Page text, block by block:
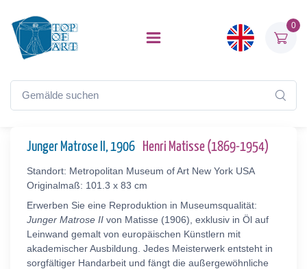
0
Junger Matrose II, 1906 Henri Matisse (1869-1954)
Standort: Metropolitan Museum of Art New York USA
Originalmaß: 101.3 x 83 cm
Erwerben Sie eine Reproduktion in Museumsqualität:
Junger Matrose II von Matisse (1906), exklusiv in Öl auf
Leinwand gemalt von europäischen Künstlern mit
akademischer Ausbildung. Jedes Meisterwerk entsteht in
sorgfältiger Handarbeit und fängt die außergewöhnliche